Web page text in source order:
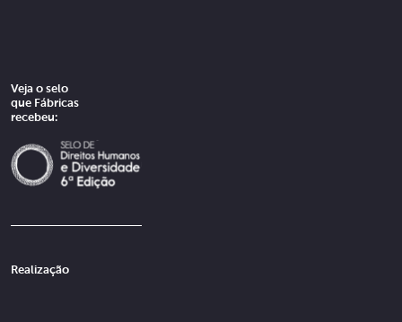
Veja o selo
que Fábricas
recebeu:
Realização